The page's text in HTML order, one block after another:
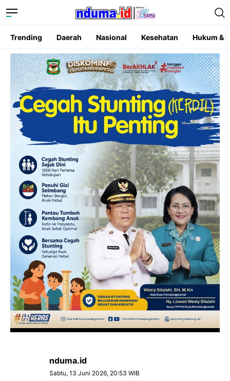
Trending Daerah Nasional Kesehatan Hukum &
nduma.id
Sabtu, 13 Juni 2026, 20:53 WIB